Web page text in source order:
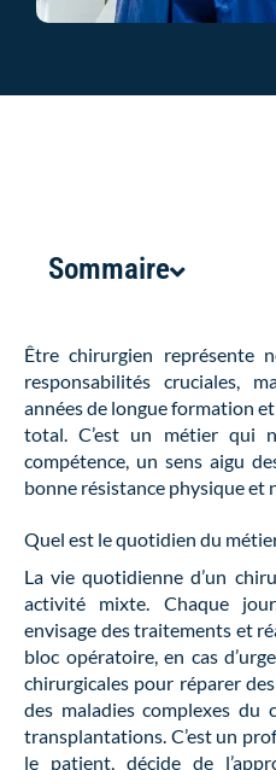
Sommaire
Être chirurgien représente
responsabilités cruciales,
années de longue formation
total. C’est un métier qui
compétence, un sens aigu
bonne résistance physique et
Quel est le quotidien du
La vie quotidienne d’un
activité mixte. Chaque
envisage des traitements et
bloc opératoire, en cas
chirurgicales pour réparer
des maladies complexes du
transplantations. C’est un
le patient, décide de